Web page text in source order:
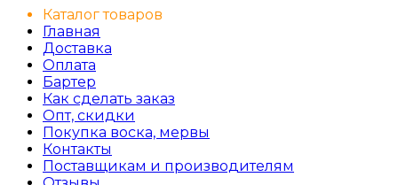
Каталог товаров
Главная
Доставка
Оплата
Бартер
Как сделать заказ
Опт, скидки
Покупка воска, мервы
Контакты
Поставщикам и производителям